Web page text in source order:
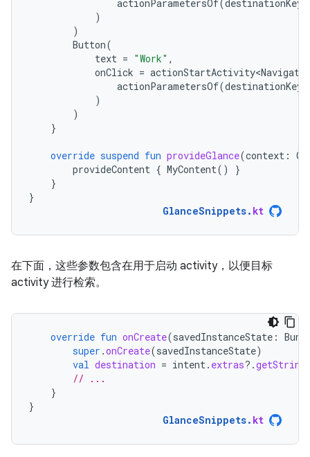
actionParametersOf(destinationKey
)
)
Button(
text = "Work" ,
onClick =
actionParametersOf(destinationKey
)
)
}
override suspend fun provideGlance(context :
provideContent { MyContent()
}
}
}
GlanceSnippets. kt
在下面，这些参数包含在用于启动 activity，以便目标
activity 进行检索。
override fun onCreate(savedInstanceState :
super .onCreate(savedInstanceState)
val destination = intent. extras?.getString
// ...
}
}
GlanceSnippets. kt